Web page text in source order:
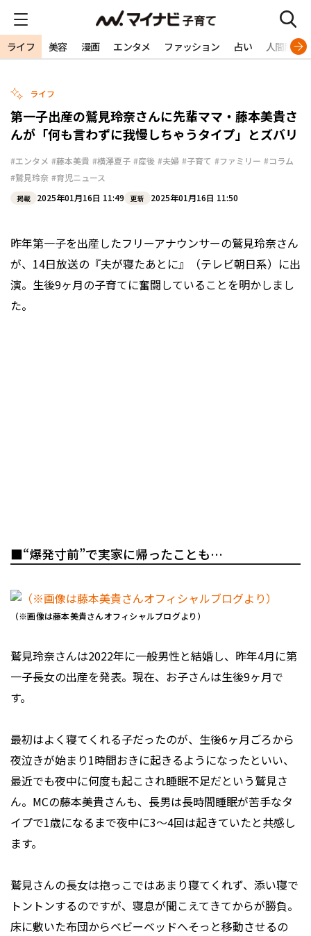
ライフ 美容 漫画 エンタメ ファッション 占い 人間関係
ライフ
第一子出産の鷲見玲奈さんに先輩ママ・藤本美貴さ
んが「何も言わずに我慢しちゃうタイプ」とズバリ
#エンタメ #藤本美貴 #横澤夏子 #産後 #夫婦 #子育て #ファミリー #コラム
#鷲見玲奈 #育児ニュース
掲載 2025年01月16日 11:49 更新 2025年01月16日 11:50
昨年第一子を出産したフリーアナウンサーの鷲見玲奈さん
が、14日放送の『夫が寝たあとに』（テレビ朝日系）に出
演。生後9ヶ月の子育てに奮闘していることを明かしまし
た。
■“爆発寸前”で実家に帰ったことも…
（※画像は藤本美貴さんオフィシャルブログより）
鷲見玲奈さんは2022年に一般男性と結婚し、昨年4月に第
一子長女の出産を発表。現在、お子さんは生後9ヶ月で
す。
最初はよく寝てくれる子だったのが、生後6ヶ月ごろから
夜泣きが始まり1時間おきに起きるようになったといい、
最近でも夜中に何度も起こされ睡眠不足だという鷲見さ
ん。MCの藤本美貴さんも、長男は長時間睡眠が苦手なタ
イプで1歳になるまで夜中に3～4回は起きていたと共感し
ます。
鷲見さんの長女は抱っこではあまり寝てくれず、添い寝で
トントンするのですが、寝息が聞こえてきてからが勝負。
床に敷いた布団からベビーベッドへそっと移動させるの